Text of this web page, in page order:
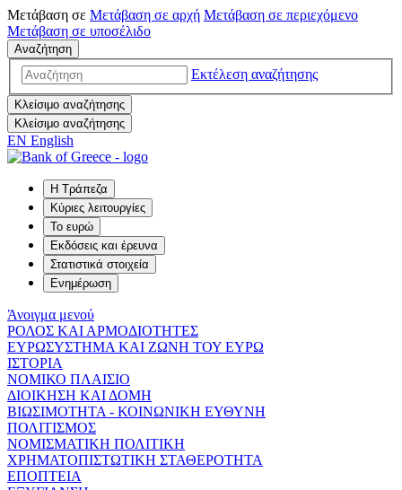
Μετάβαση σε Μετάβαση σε αρχή Μετάβαση σε περιεχόμενο
Μετάβαση σε υποσέλιδο
Αναζήτηση
Εκτέλεση αναζήτησης
Κλείσιμο αναζήτησης
Κλείσιμο αναζήτησης
EN English
Η Τράπεζα
Κύριες λειτουργίες
Το ευρώ
Εκδόσεις και έρευνα
Στατιστικά στοιχεία
Ενημέρωση
Άνοιγμα μενού
ΡΟΛΟΣ ΚΑΙ ΑΡΜΟΔΙΟΤΗΤΕΣ
ΕΥΡΩΣΥΣΤΗΜΑ ΚΑΙ ΖΩΝΗ ΤΟΥ ΕΥΡΩ
ΙΣΤΟΡΙΑ
ΝΟΜΙΚΟ ΠΛΑΙΣΙΟ
ΔΙΟΙΚΗΣΗ ΚΑΙ ΔΟΜΗ
ΒΙΩΣΙΜΟΤΗΤΑ - ΚΟΙΝΩΝΙΚΗ ΕΥΘΥΝΗ
ΠΟΛΙΤΙΣΜΟΣ
ΝΟΜΙΣΜΑΤΙΚΗ ΠΟΛΙΤΙΚΗ
ΧΡΗΜΑΤΟΠΙΣΤΩΤΙΚΗ ΣΤΑΘΕΡΟΤΗΤΑ
ΕΠΟΠΤΕΙΑ